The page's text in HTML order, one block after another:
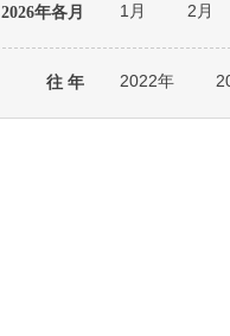
2026年各月 1月 2月
往 年 2022年